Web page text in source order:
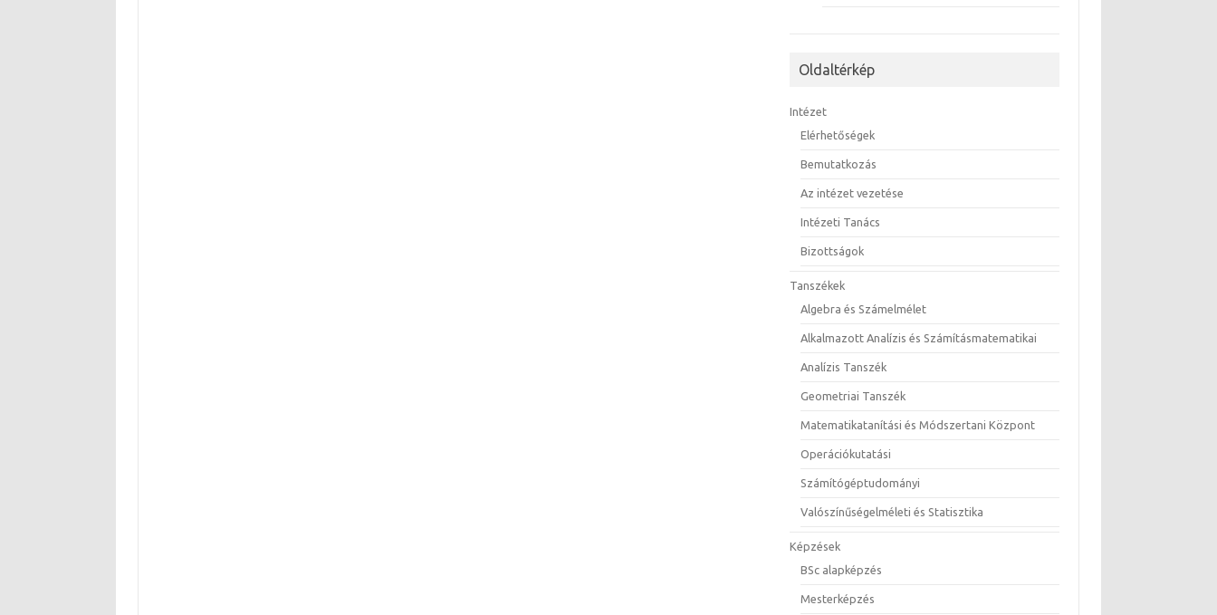
Oldaltérkép
Intézet
Elérhetőségek
Bemutatkozás
Az intézet vezetése
Intézeti Tanács
Bizottságok
Tanszékek
Algebra és Számelmélet
Alkalmazott Analízis és Számításmatematikai
Analízis Tanszék
Geometriai Tanszék
Matematikatanítási és Módszertani Központ
Operációkutatási
Számítógéptudományi
Valószínűségelméleti és Statisztika
Képzések
BSc alapképzés
Mesterképzés